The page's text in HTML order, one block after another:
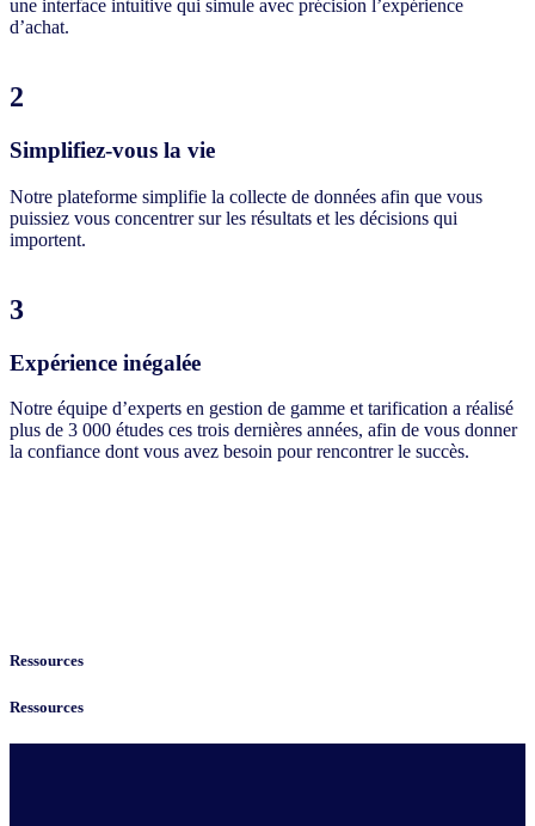
une interface intuitive qui simule avec précision l’expérience
d’achat.
2
Simplifiez-vous la vie
Notre plateforme simplifie la collecte de données afin que vous
puissiez vous concentrer sur les résultats et les décisions qui
importent.
3
Expérience inégalée
Notre équipe d’experts en gestion de gamme et tarification a réalisé
plus de 3 000 études ces trois dernières années, afin de vous donner
la confiance dont vous avez besoin pour rencontrer le succès.
Ressources
Ressources